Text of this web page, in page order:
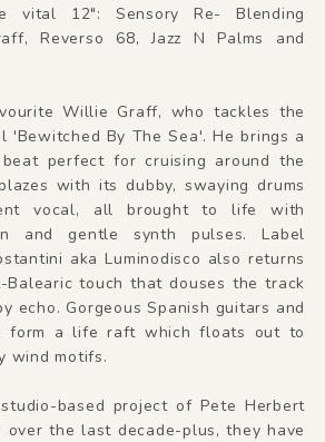
vital 12": Sensory Re- Blending
Reverso 68, Jazz N Palms and
Willie Graff, who tackles the
'Bewitched By The Sea'. He brings a
perfect for cruising around the
with its dubby, swaying drums
vocal, all brought to life with
and gentle synth pulses. Label
aka Luminodisco also returns
touch that douses the track
echo. Gorgeous Spanish guitars and
form a life raft which floats out to
wind motifs.
based project of Pete Herbert
over the last decade-plus, they have